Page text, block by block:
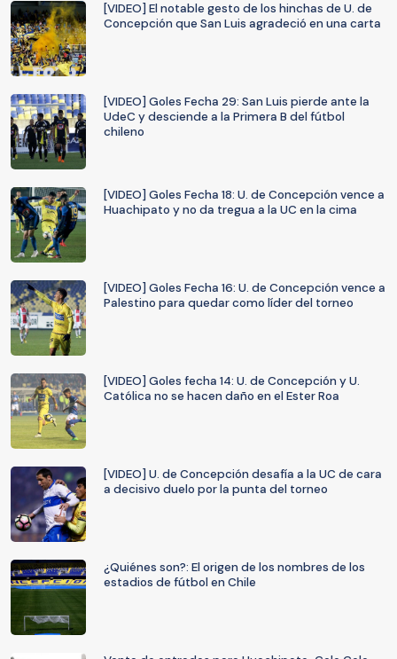
[VIDEO] El notable gesto de los hinchas de U. de
Concepción que San Luis agradeció en una carta
[VIDEO] Goles Fecha 29: San Luis pierde ante la
UdeC y desciende a la Primera B del fútbol
chileno
[VIDEO] Goles Fecha 18: U. de Concepción vence a
Huachipato y no da tregua a la UC en la cima
[VIDEO] Goles Fecha 16: U. de Concepción vence a
Palestino para quedar como líder del torneo
[VIDEO] Goles fecha 14: U. de Concepción y U.
Católica no se hacen daño en el Ester Roa
[VIDEO] U. de Concepción desafía a la UC de cara
a decisivo duelo por la punta del torneo
¿Quiénes son?: El origen de los nombres de los
estadios de fútbol en Chile